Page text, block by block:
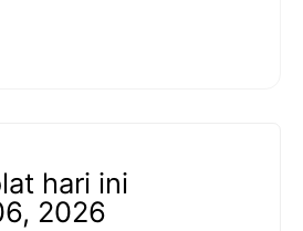
hari ini
2026